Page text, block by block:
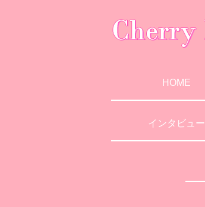
HOME
インタビュー